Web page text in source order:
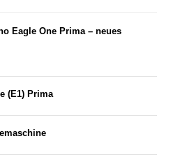
Eagle One Prima – neues
(E1) Prima